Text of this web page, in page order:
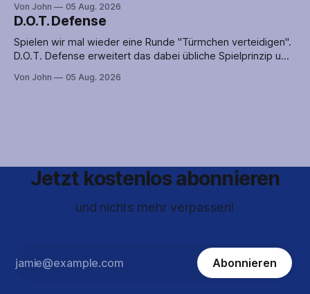
greifen auch aktiv in das Geschehen ein, indem wir unsere
Metzger-Ausbildung an den Feind bringen. Nun könnte aber
genau das dafür sorgen, dass die Verteidigung
Von John 05 Aug. 2026
D.O.T. Defense
Spielen wir mal wieder eine Runde "Türmchen verteidigen".
D.O.T. Defense erweitert das dabei übliche Spielprinzip um
gibt. So ist selten klar, aus welcher Richtung der Angriff auf
Von John 05 Aug. 2026
Jetzt kostenlos abonnieren
und nichts mehr verpassen!
Abonnieren